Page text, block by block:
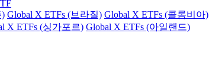
) Global X ETFs (브라질) Global X ETFs (콜롬비아)
X ETFs (싱가포르) Global X ETFs (아일랜드)